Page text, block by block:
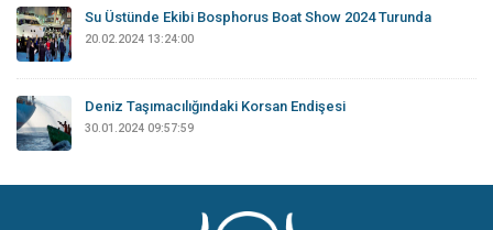
Su Üstünde Ekibi Bosphorus Boat Show 2024 Turunda
20.02.2024 13:24:00
Deniz Taşımacılığındaki Korsan Endişesi
30.01.2024 09:57:59